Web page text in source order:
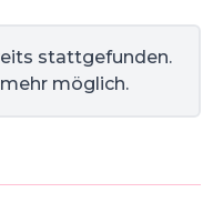
stattgefunden.
möglich.